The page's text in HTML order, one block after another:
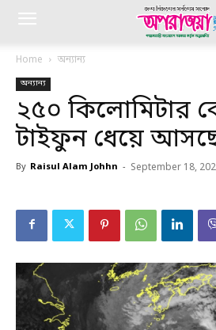
Home অন্যান্য
অন্যান্য
২৫০ কিলোমিটার
টাইফুন ধেয়ে
By Raisul Alam Johhn - September 18,